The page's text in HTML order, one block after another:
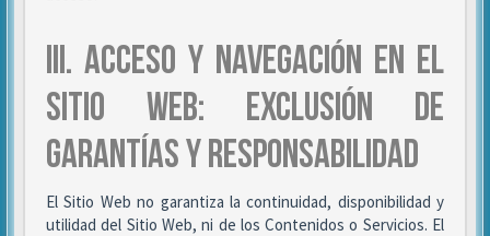
III. ACCESO Y NAVEGACIÓN EN EL
SITIO WEB: EXCLUSIÓN DE
GARANTÍAS Y RESPONSABILIDAD
El Sitio Web no garantiza la continuidad, disponibilidad y
utilidad del Sitio Web, ni de los Contenidos o Servicios. El